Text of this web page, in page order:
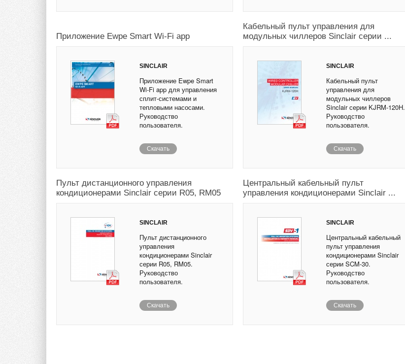
Приложение Ewpe Smart Wi-Fi app
SINCLAIR
Приложение Ewpe Smart
Wi-Fi app для управления
сплит-системами и
тепловыми насосами.
Руководство
пользователя.
Скачать
Кабельный пульт управления для
модульных чиллеров Sinclair серии ...
SINCLAIR
Кабельный пульт
управления для
модульных чиллеров
Sinclair серии KJRM-120H.
Руководство
пользователя.
Скачать
Пульт дистанционного управления
кондиционерами Sinclair серии R05, RM05
SINCLAIR
Пульт дистанционного
управления
кондиционерами Sinclair
серии R05, RM05.
Руководство
пользователя.
Скачать
Центральный кабельный пульт
управления кондиционерами Sinclair ...
SINCLAIR
Центральный кабельный
пульт управления
кондиционерами Sinclair
серии SCM-30.
Руководство
пользователя.
Скачать